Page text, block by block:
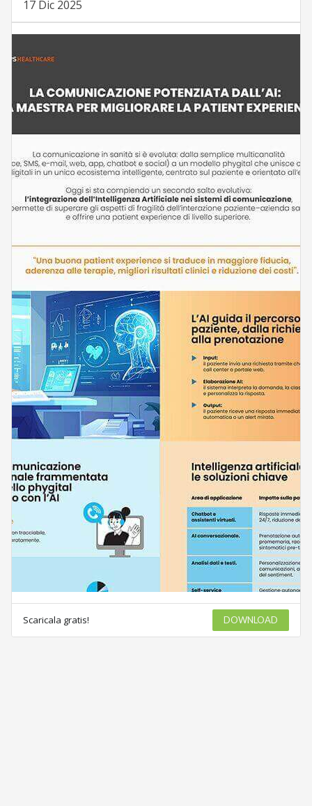
17 Dic 2025
Scaricala gratis! DOWNLOAD